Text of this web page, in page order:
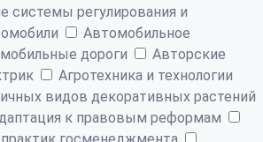
системы регулирования и
Автомобильное
дороги
Авторские
Агротехника и технологии
видов декоративных растений
к правовым реформам